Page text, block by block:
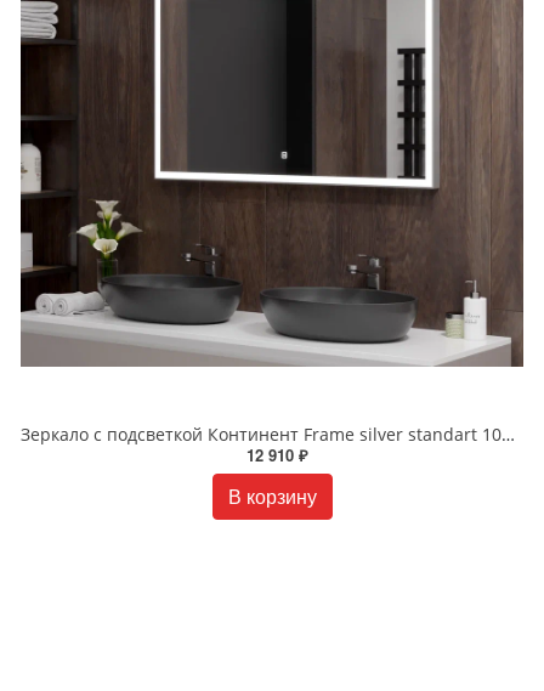
Зеркало с подсветкой Континент Frame silver standart 1000x700 ЗЛП83
12 910 ₽
В корзину